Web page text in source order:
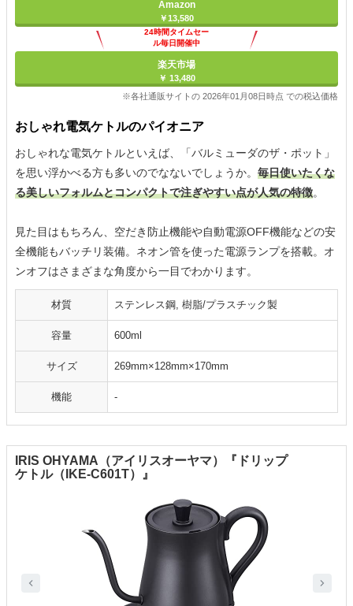
Amazon
￥13,580
24時間タイムセー
ル毎日開催中
楽天市場
￥ 13,480
※各社通販サイトの 2026年01月08日時点 での税込価格
おしゃれ電気ケトルのパイオニア
おしゃれな電気ケトルといえば、「バルミューダのザ・ポット」
を思い浮かべる方も多いのでなないでしょうか。 毎日使いたくな
る美しいフォルムとコンパクトで注ぎやすい点が人気の特徴。
見た目はもちろん、空だき防止機能や自動電源OFF機能などの安
全機能もバッチリ装備。ネオン管を使った電源ランプを搭載。オ
ンオフはさまざまな角度から一目でわかります。
材質 ステンレス鋼, 樹脂/プラスチック製
容量 600ml
サイズ 269mm×128mm×170mm
機能 -
IRIS OHYAMA（アイリスオーヤマ）『ドリップ
ケトル（IKE-C601T）』